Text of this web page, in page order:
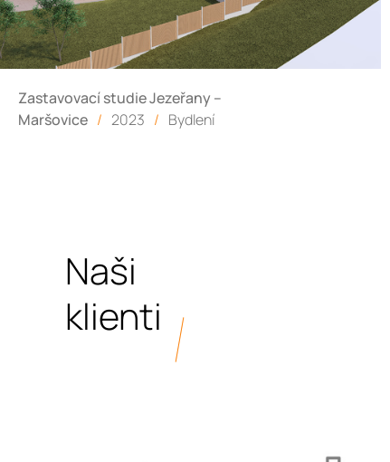
Zastavovací studie Jezeřany –
Maršovice / 2023 / Bydlení
Naši
klienti